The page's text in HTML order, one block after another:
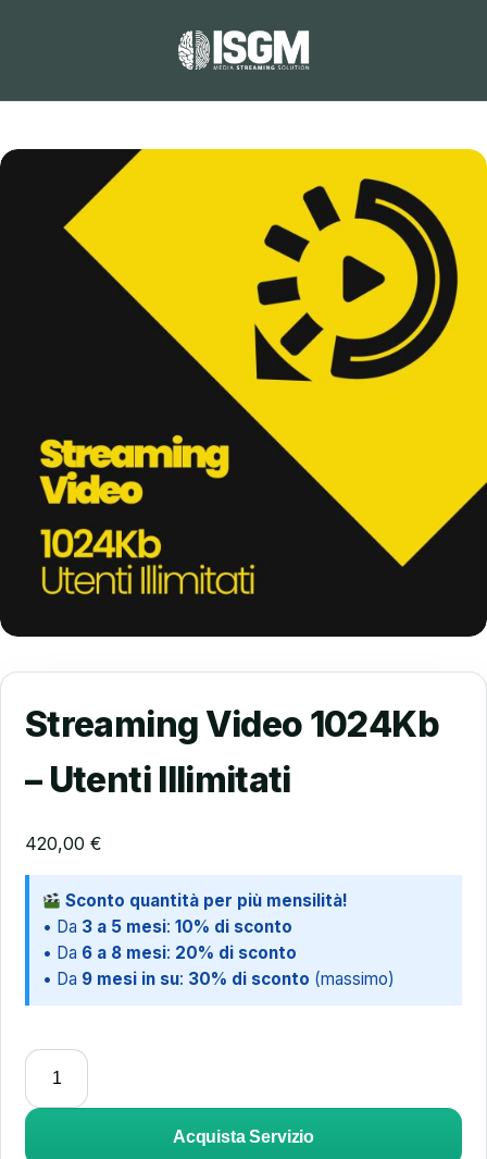
Streaming Video 1024Kb
– Utenti Illimitati
420,00 €
Sconto quantità per più mensilità!
• Da 3 a 5 mesi: 10% di sconto
• Da 6 a 8 mesi: 20% di sconto
• Da 9 mesi in su: 30% di sconto (massimo)
Acquista Servizio